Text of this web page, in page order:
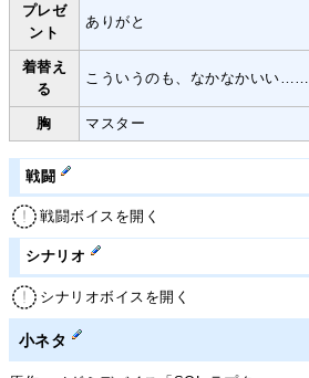
プレゼ
ント
ありがと
着替え
る
こういうのも、なかなかいい……
胸 マスター
戦闘
戦闘ボイスを開く
シナリオ
シナリオボイスを開く
小ネタ